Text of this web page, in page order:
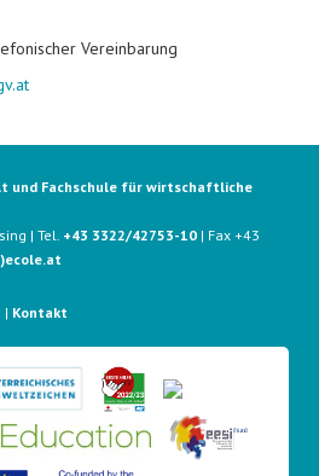
Vereinbarung
und Fachschule für wirtschaftliche
| Tel. +43 3322/42753-10 | Fax +43
| Kontakt